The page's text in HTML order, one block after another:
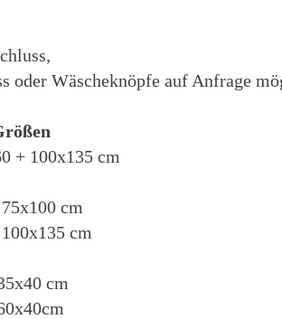
oder Wäscheknöpfe auf Anfrage
+ 100x135 cm
cm
cm
cm